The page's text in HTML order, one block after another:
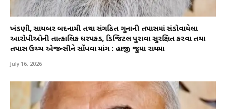
ખંડણી, સાયબર બદનામી તથા સંગઠિત ગુનાની તપાસમાં સંડોવાયેલા
આરોપીઓની તાત્કાલિક ધરપકડ, ડિજિટલ પુરાવા સુરક્ષિત કરવા તથા
તપાસ ઉચ્ચ એજન્સીને સોંપવા માંગ : હાજી જુમા રાયમા
July 16, 2026